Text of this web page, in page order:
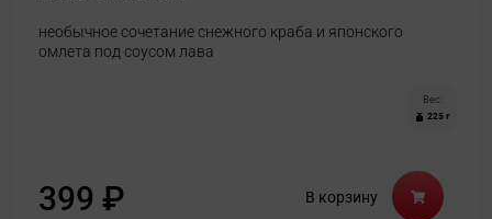
необычное сочетание снежного краба и японского
омлета под соусом лава
Вес:
225 г
399 ₽ В корзину